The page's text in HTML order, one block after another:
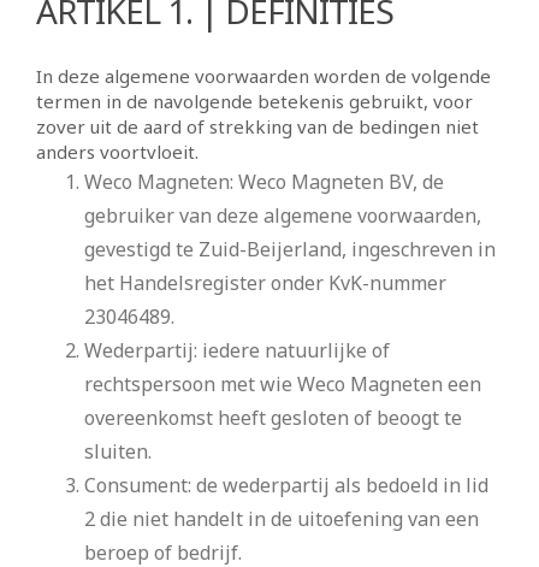
ARTIKEL 1. | DEFINITIES
In deze algemene voorwaarden worden de volgende
termen in de navolgende betekenis gebruikt, voor
zover uit de aard of strekking van de bedingen niet
anders voortvloeit.
Weco Magneten: Weco Magneten BV, de
gebruiker van deze algemene voorwaarden,
gevestigd te Zuid-Beijerland, ingeschreven in
het Handelsregister onder KvK-nummer
23046489.
Wederpartij: iedere natuurlijke of
rechtspersoon met wie Weco Magneten een
overeenkomst heeft gesloten of beoogt te
sluiten.
Consument: de wederpartij als bedoeld in lid
2 die niet handelt in de uitoefening van een
beroep of bedrijf.